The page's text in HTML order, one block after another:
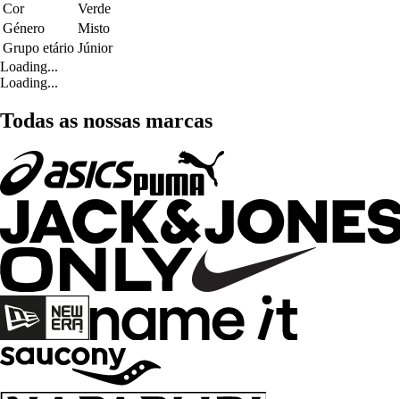
Cor
Verde
Género
Misto
Grupo etário Júnior
Loading...
Loading...
Todas as nossas marcas